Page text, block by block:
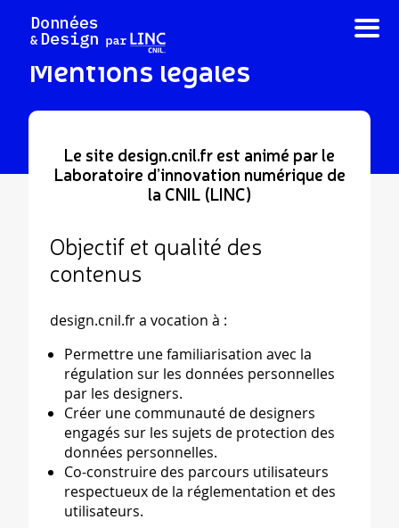
contenu
Mentions légales
Le site design.cnil.fr est animé par le
Laboratoire d’innovation numérique de
la CNIL (LINC)
Objectif et qualité des
contenus
design.cnil.fr a vocation à :
Permettre une familiarisation avec la
régulation sur les données personnelles
par les designers.
Créer une communauté de designers
engagés sur les sujets de protection des
données personnelles.
Co-construire des parcours utilisateurs
respectueux de la réglementation et des
utilisateurs.